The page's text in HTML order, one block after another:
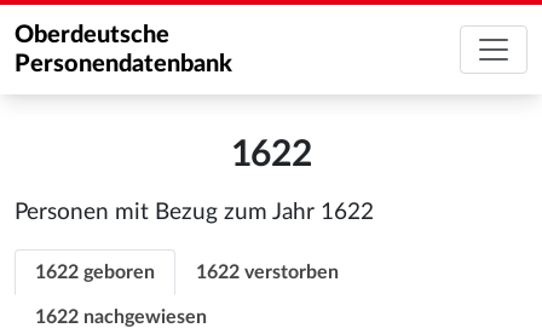
Oberdeutsche
Personendatenbank
1622
Personen mit Bezug zum Jahr 1622
1622 geboren 1622 verstorben
1622 nachgewiesen